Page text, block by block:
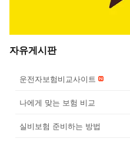
자유게시판
운전자보험비교사이트
나에게 맞는 보험 비교
실비보험 준비하는 방법